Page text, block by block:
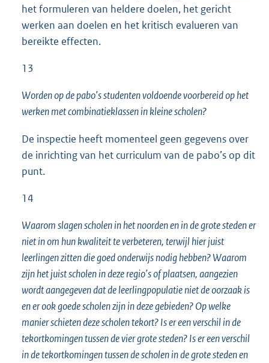
het formuleren van heldere doelen, het gericht
werken aan doelen en het kritisch evalueren van
bereikte effecten.
13
Worden op de pabo’s studenten voldoende voorbereid op het
werken met combinatieklassen in kleine scholen?
De inspectie heeft momenteel geen gegevens over
de inrichting van het curriculum van de pabo’s op dit
punt.
14
Waarom slagen scholen in het noorden en in de grote steden er
niet in om hun kwaliteit te verbeteren, terwijl hier juist
leerlingen zitten die goed onderwijs nodig hebben? Waarom
zijn het juist scholen in deze regio’s of plaatsen, aangezien
wordt aangegeven dat de leerlingpopulatie niet de oorzaak is
en er ook goede scholen zijn in deze gebieden? Op welke
manier schieten deze scholen tekort? Is er een verschil in de
tekortkomingen tussen de vier grote steden? Is er een verschil
in de tekortkomingen tussen de scholen in de grote steden en